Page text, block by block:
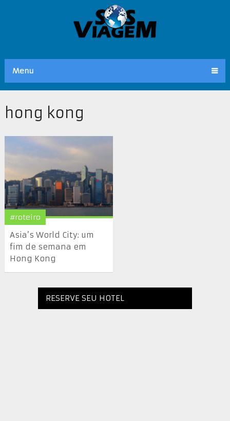
Menu
hong kong
#roteiro
Asia’s World City: um
fim de semana em
Hong Kong
RESERVE SEU HOTEL